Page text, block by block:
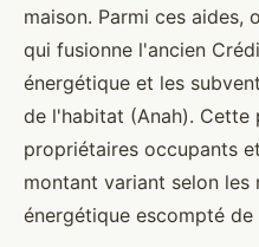
maison. Parmi ces aides,
qui fusionne l'ancien
énergétique et les
de l'habitat (Anah). Cette
propriétaires occupants
montant variant selon les
énergétique escompté